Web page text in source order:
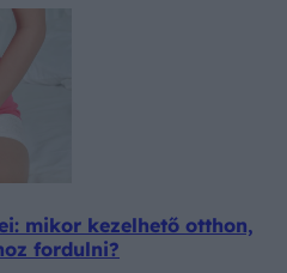
mikor kezelhető otthon,
fordulni?